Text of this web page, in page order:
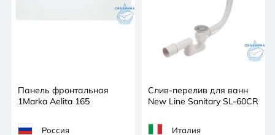
Панель фронтальная
1Marka Aelita 165
Россия
Слив-перелив для ванн
New Line Sanitary SL-60CR
Италия